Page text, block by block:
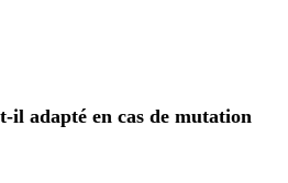
il adapté en cas de mutation